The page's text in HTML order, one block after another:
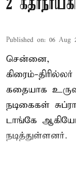
2
Published on: 06 Aug
சென்னை,
கிரைம்-
கதையாக
நடிகைகள்
டாங்கே
நடித்துள்ளனர்.